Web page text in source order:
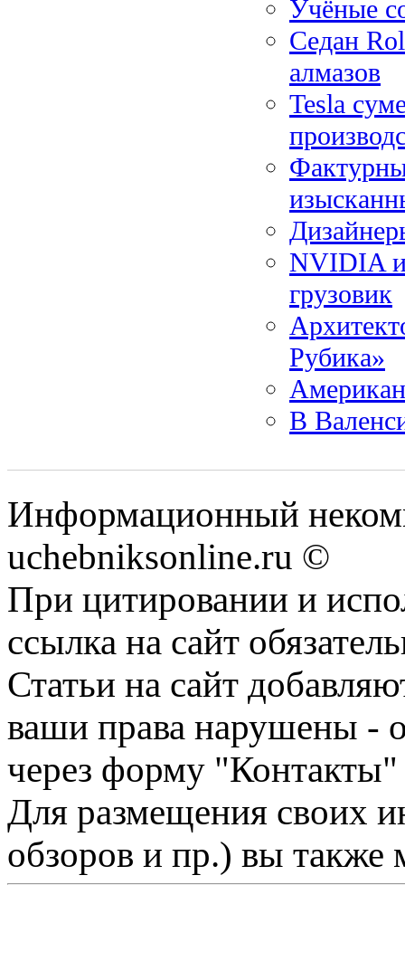
Учёные
Седан
алмазов
Tesla
NVIDIA и
грузовик
Рубика»
В
Информационный
uchebniksonline.ru ©
При цитировании и
ссылка на сайт
Статьи на сайт
ваши права нарушены -
через форму "Контакты"
Для размещения своих
обзоров и пр.) вы также